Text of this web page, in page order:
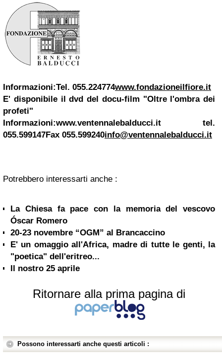
Informazioni:Tel. 055.224774www.fondazioneilfiore.it
E' disponibile il dvd del docu-film "Oltre l'ombra dei
profeti"
Informazioni:www.ventennalebalducci.it
tel.
055.599147Fax 055.599240info@ventennalebalducci.it
Potrebbero interessarti anche :
La Chiesa fa pace con la memoria del vescovo
Óscar Romero
20-23 novembre “OGM” al Brancaccino
E' un omaggio all'Africa, madre di tutte le genti, la
"poetica" dell'eritreo...
Il nostro 25 aprile
Ritornare alla prima pagina di
Possono interessarti anche questi articoli :